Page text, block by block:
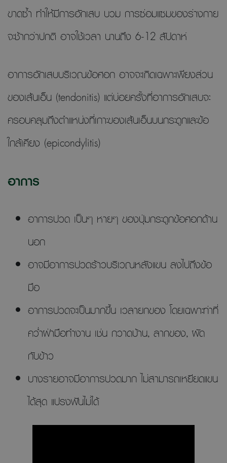
ขาดซ้ำ ทำให้มีการอักเสบ บวม การซ่อมแซมของร่างกาย
จะช้ากว่าปกติ อาจใช้เวลา นานถึง 6-12 สัปดาห์
อาการอักเสบบริเวณข้อศอก อาจจะเกิดเฉพาะเพียงส่วน
ของเส้นเอ็น (tendonitis) แต่บ่อยครั้งที่อาการอักเสบจะ
ครอบคลุมถึงตำแหน่งที่เกาะของเส้นเอ็นบนกระดูกและข้อ
ใกล้เคียง (epicondylitis)
อาการ
อาการปวด เป็นๆ หายๆ ของปุ่มกระดูกข้อศอกด้าน
นอก
อาจมีอาการปวดร้าวบริเวณหลังแขน ลงไปถึงข้อ
มือ
อาการปวดจะเป็นมากขึ้น เวลายกของ โดยเฉพาะท่าที่
คว่ำฝ่ามือทำงาน เช่น กวาดบ้าน, ลากของ, ผัด
กับข้าว
บางรายอาจมีอาการปวดมาก ไม่สามารถเหยียดแขน
ได้สุด แปรงฟันไม่ได้